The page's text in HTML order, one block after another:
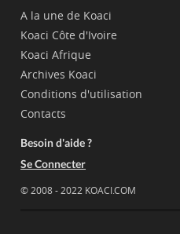
A la une de Koaci
Koaci Côte d'Ivoire
Koaci Afrique
Archives Koaci
Conditions d'utilisation
Contacts
Besoin d'aide ?
Se Connecter
© 2008 - 2022 KOACI.COM